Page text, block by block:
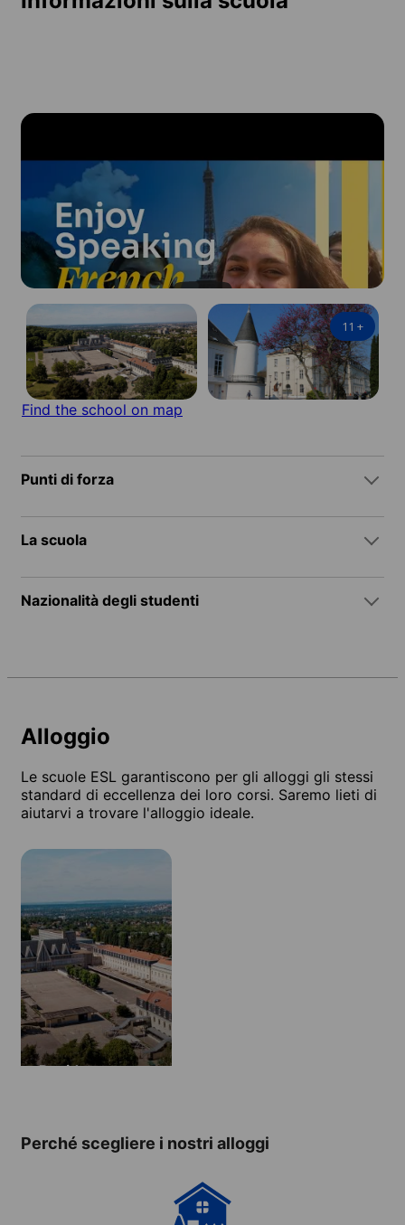
11 +
Find the school on map
Punti di forza
La scuola
Nazionalità degli studenti
Alloggio
Le scuole ESL garantiscono per gli alloggi gli stessi
standard di eccellenza dei loro corsi. Saremo lieti di
aiutarvi a trovare l'alloggio ideale.
Residence
Perché scegliere i nostri alloggi